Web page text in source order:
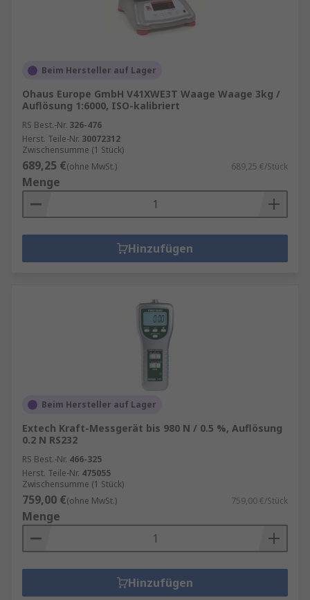
gewerblichen Wiegen von frischen /
getrockneten Produkten und Tierfutter.
einschließlich Maschinen, Tiere,
Massenlebensmittelverarbeitung und
Lagerbestand.
Zählwaagen
Zählung der Anzahl der darauf befindlichen
Gegenstände durch ein Vielfaches einer
vorgegebenen Masse; nützlich für den
Versand in großen Stückzahlen,
Verpackungs- und
Lagerkontrollumgebungen.
Federwaagen oder Newtonmeter
ausgeübten Schwerkraft verwendet wird,
wobei [Masse x Schwerkraft] das praktische
Gewicht des Gegenstands ergibt.
Sie können mechanisch oder digital sein, sind in
der Regel robust in der Konstruktion, und häufig
in der Prototyp-Entwicklung, Reibungsprüfung,
Drahtfestigkeitsmessanwendungen in vielen
Forschungs-/Entwicklungsumgebungen zu
finden.
Beim Hersteller auf Lager
Ohaus Europe GmbH V41XWE3T Waage Waage 3kg /
Auflösung 1:6000, ISO-kalibriert
RS Best.-Nr. 326-476
Herst. Teile-Nr. 30072312
Zwischensumme (1 Stück)
689,25 €(ohne MwSt.) 689,25 €/Stück
Menge
Hinzufügen
Beim Hersteller auf Lager
Extech Kraft-Messgerät bis 980 N / 0.5 %, Auflösung
0.2 N RS232
RS Best.-Nr. 466-325
Herst. Teile-Nr. 475055
Zwischensumme (1 Stück)
759,00 €(ohne MwSt.) 759,00 €/Stück
Menge
Hinzufügen